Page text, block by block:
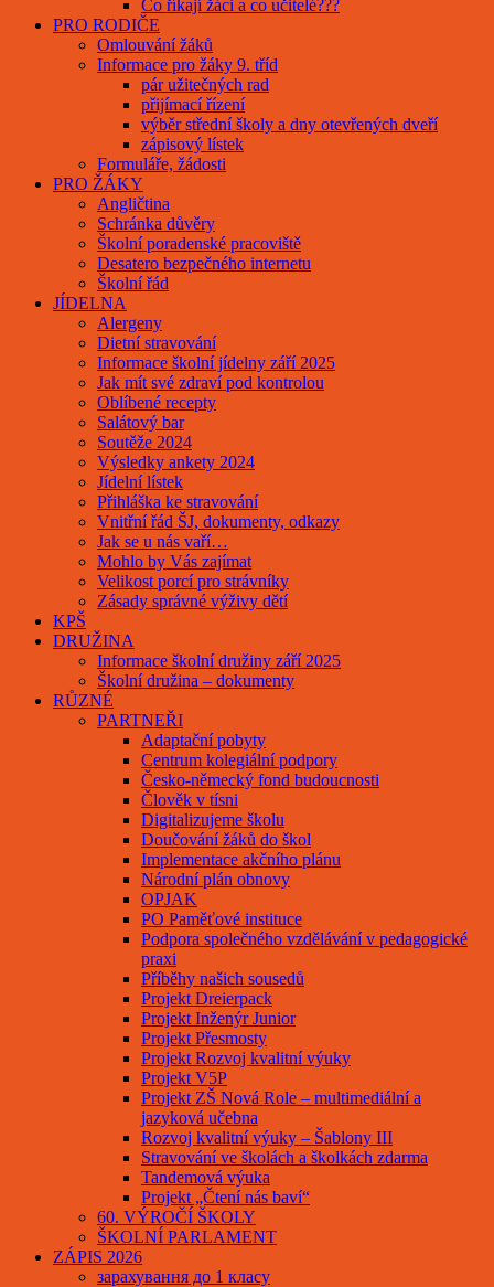
Co říkají žáci a co učitelé???
PRO RODIČE
Omlouvání žáků
Informace pro žáky 9. tříd
pár užitečných rad
přijímací řízení
výběr střední školy a dny otevřených dveří
zápisový lístek
Formuláře, žádosti
PRO ŽÁKY
Angličtina
Schránka důvěry
Školní poradenské pracoviště
Desatero bezpečného internetu
Školní řád
JÍDELNA
Alergeny
Dietní stravování
Informace školní jídelny září 2025
Jak mít své zdraví pod kontrolou
Oblíbené recepty
Salátový bar
Soutěže 2024
Výsledky ankety 2024
Jídelní lístek
Přihláška ke stravování
Vnitřní řád ŠJ, dokumenty, odkazy
Jak se u nás vaří…
Mohlo by Vás zajímat
Velikost porcí pro strávníky
Zásady správné výživy dětí
KPŠ
DRUŽINA
Informace školní družiny září 2025
Školní družina – dokumenty
RŮZNÉ
PARTNEŘI
Adaptační pobyty
Centrum kolegiální podpory
Česko-německý fond budoucnosti
Člověk v tísni
Digitalizujeme školu
Doučování žáků do škol
Implementace akčního plánu
Národní plán obnovy
OPJAK
PO Paměťové instituce
Podpora společného vzdělávání v pedagogické
praxi
Příběhy našich sousedů
Projekt Dreierpack
Projekt Inženýr Junior
Projekt Přesmosty
Projekt Rozvoj kvalitní výuky
Projekt V5P
Projekt ZŠ Nová Role – multimediální a
jazyková učebna
Rozvoj kvalitní výuky – Šablony III
Stravování ve školách a školkách zdarma
Tandemová výuka
Projekt „Čtení nás baví“
60. VÝROČÍ ŠKOLY
ŠKOLNÍ PARLAMENT
ZÁPIS 2026
зарахування до 1 класу